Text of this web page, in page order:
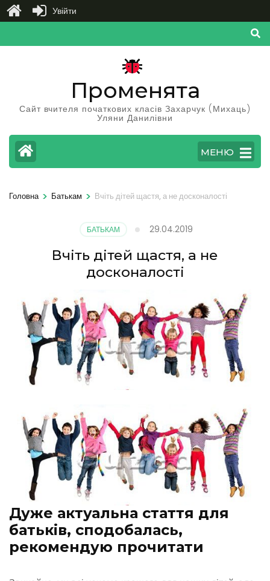
до
Променята
Сайт вчителя початкових класів Захарчук (Михаць)
Уляни Данилівни
МЕНЮ
Головна > Батькам > Вчіть дітей щастя, а не досконалості
БАТЬКАМ 29.04.2019
Вчіть дітей щастя, а не
досконалості
Дуже актуальна стаття для
батьків, сподобалась,
рекомендую прочитати
Увійти